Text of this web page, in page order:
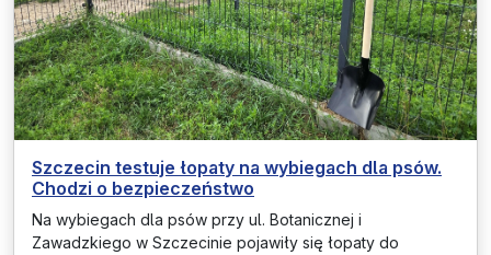
Szczecin testuje łopaty na wybiegach dla psów.
Chodzi o bezpieczeństwo
Na wybiegach dla psów przy ul. Botanicznej i
Zawadzkiego w Szczecinie pojawiły się łopaty do